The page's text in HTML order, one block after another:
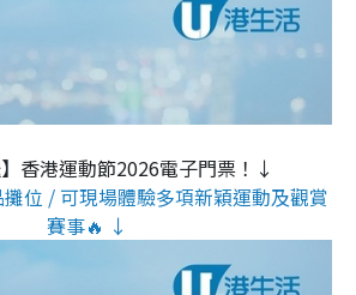
香港運動節2026電子門票！↓
位 / 可現場體驗多項新穎運動及觀賞
賽事🔥 ↓